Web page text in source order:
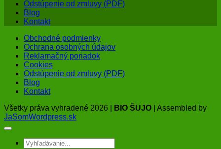
Odstúpenie od zmluvy (PDF)
Blog
Kontakt
Obchodné podmienky
Ochrana osobných údajov
Reklamačný poriadok
Cookies
Odstúpenie od zmluvy (PDF)
Blog
Kontakt
Všetky práva vyhradené 2026 |
BIO ŠUJO | Assembled by
JaSomWordpress.sk
Hľadať: